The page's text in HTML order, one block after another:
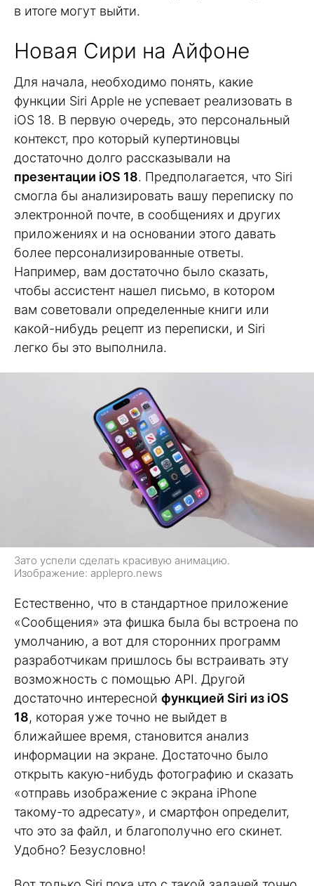
в итоге могут выйти.
Новая Сири на Айфоне
Для начала, необходимо понять, какие
функции Siri Apple не успевает реализовать в
iOS 18. В первую очередь, это персональный
контекст, про который купертиновцы
достаточно долго рассказывали на
презентации iOS 18. Предполагается, что Siri
смогла бы анализировать вашу переписку по
электронной почте, в сообщениях и других
приложениях и на основании этого давать
более персонализированные ответы.
Например, вам достаточно было сказать,
чтобы ассистент нашел письмо, в котором
вам советовали определенные книги или
какой-нибудь рецепт из переписки, и Siri
легко бы это выполнила.
Зато успели сделать красивую анимацию.
Изображение: applepro.news
Естественно, что в стандартное приложение
«Сообщения» эта фишка была бы встроена по
умолчанию, а вот для сторонних программ
разработчикам пришлось бы встраивать эту
возможность с помощью API. Другой
достаточно интересной функцией Siri из iOS
18, которая уже точно не выйдет в
ближайшее время, становится анализ
информации на экране. Достаточно было
открыть какую-нибудь фотографию и сказать
«отправь изображение с экрана iPhone
такому-то адресату», и смартфон определит,
что это за файл, и благополучно его скинет.
Удобно? Безусловно!